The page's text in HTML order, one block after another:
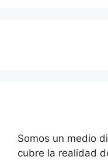
Somos un medio
cubre la realidad